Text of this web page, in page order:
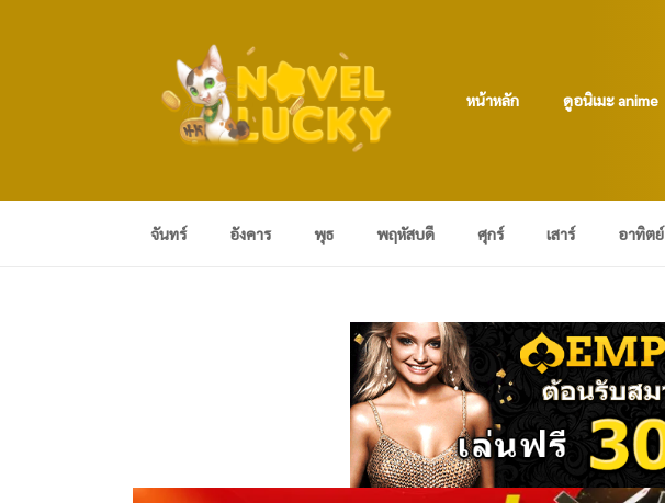
หน้าหลัก ดูอนิเมะ anime
จันทร์ อังคาร พุธ พฤหัสบดี ศุกร์ เสาร์ อาทิตย์